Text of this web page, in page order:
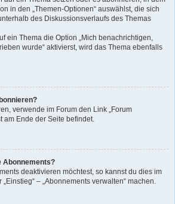
in den „Themen-Optionen“ auswählst, die sich
des Diskussionsverlaufs des Themas
ein Thema die Option „Mich benachrichtigen,
wurde“ aktivierst, wird das Thema ebenfalls
verwende im Forum den Link „Forum
am Ende der Seite befindet.
Abonnements?
deaktivieren möchtest, so kannst du dies im
– „Abonnements verwalten“ machen.